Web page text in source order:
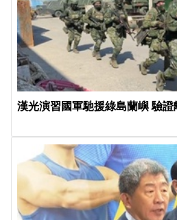
漢光演習國軍馳援綠島蘭嶼 驗證